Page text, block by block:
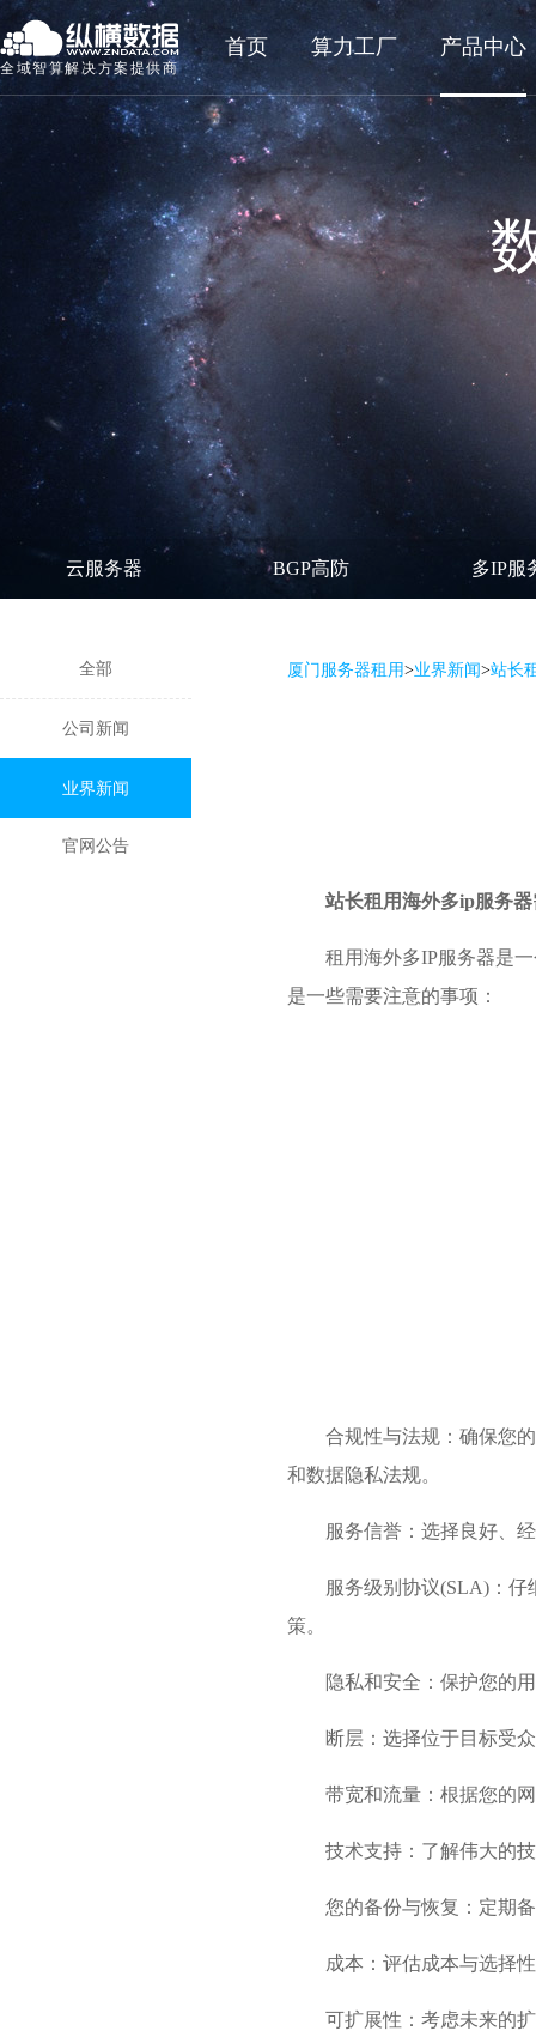
全域智算解决方案提供商
首页 算力工厂 产品中心
云服务器 BGP高防 多IP服
全部
公司新闻
业界新闻
官网公告
厦门服务器租用>业界新闻>站长
站长租用海外多ip服务器
租用海外多IP服务器是
是一些需要注意的事项：
合规性与法规：确保您
和数据隐私法规。
服务信誉：选择良好、
服务级别协议(SLA)：
策。
隐私和安全：保护您的
断层：选择位于目标受
带宽和流量：根据您的
技术支持：了解伟大的
您的备份与恢复：定期
成本：评估成本与选择
可扩展性：考虑未来的